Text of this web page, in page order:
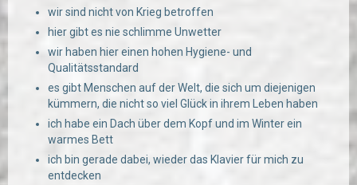
wir sind nicht von Krieg betroffen
hier gibt es nie schlimme Unwetter
wir haben hier einen hohen Hygiene- und
Qualitätsstandard
es gibt Menschen auf der Welt, die sich um diejenigen
kümmern, die nicht so viel Glück in ihrem Leben haben
ich habe ein Dach über dem Kopf und im Winter ein
warmes Bett
ich bin gerade dabei, wieder das Klavier für mich zu
entdecken